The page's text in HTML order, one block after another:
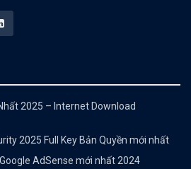
2025 – Internet Download
2025 Full Key Bản Quyền mới nhất
AdSense mới nhất 2024